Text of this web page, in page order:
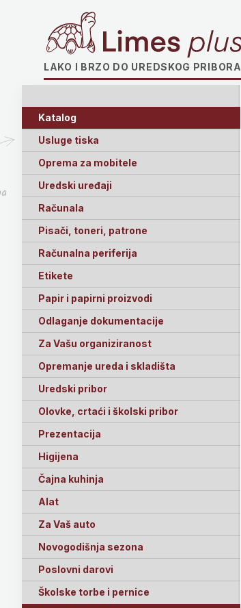
LAKO I BRZO DO UREDSKOG PRIBORA
Katalog
Usluge tiska
Oprema za mobitele
Uredski uređaji
Računala
Pisači, toneri, patrone
Računalna periferija
Etikete
Papir i papirni proizvodi
Odlaganje dokumentacije
Za Vašu organiziranost
Opremanje ureda i skladišta
Uredski pribor
Olovke, crtaći i školski pribor
Prezentacija
Higijena
Čajna kuhinja
Alat
Za Vaš auto
Novogodišnja sezona
Poslovni darovi
Školske torbe i pernice